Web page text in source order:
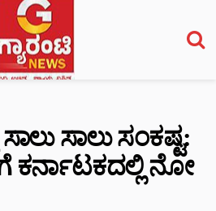
ಸಾಲು ಸಂಕಷ್ಟ:
ನೋ